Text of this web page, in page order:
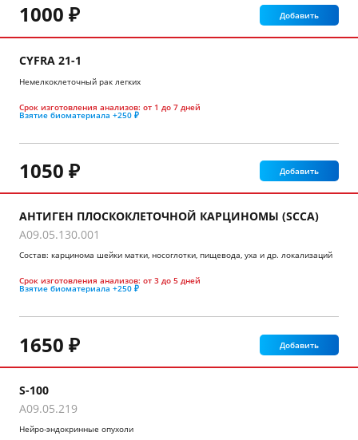
1000 ₽ Добавить
CYFRA 21-1
Немелкоклеточный рак легких
Срок изготовления анализов: от 1 до 7 дней
Взятие биоматериала +250 ₽
1050 ₽ Добавить
АНТИГЕН ПЛОСКОКЛЕТОЧНОЙ КАРЦИНОМЫ (SCCA)
A09.05.130.001
Состав: карцинома шейки матки, носоглотки, пищевода, уха и др. локализаций
Срок изготовления анализов: от 3 до 5 дней
Взятие биоматериала +250 ₽
1650 ₽ Добавить
S-100
A09.05.219
Нейро-эндокринные опухоли